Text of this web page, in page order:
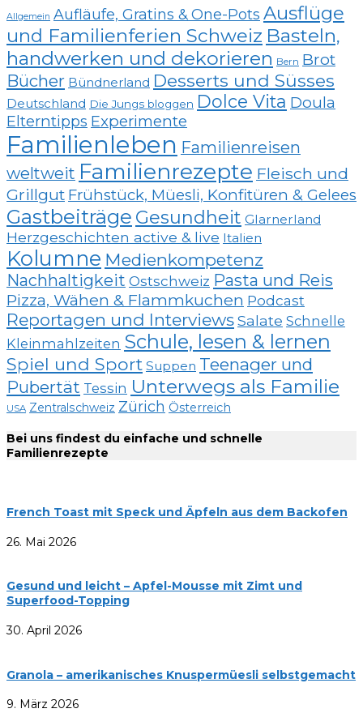
Allgemein Aufläufe, Gratins & One-Pots Ausflüge
und Familienferien Schweiz Basteln,
handwerken und dekorieren Bern Brot
Bücher Bündnerland Desserts und Süsses
Deutschland Die Jungs bloggen Dolce Vita Doula
Elterntipps Experimente
Familienleben Familienreisen
weltweit Familienrezepte Fleisch und
Grillgut Frühstück, Müesli, Konfitüren & Gelees
Gastbeiträge Gesundheit Glarnerland
Herzgeschichten active & live Italien
Kolumne Medienkompetenz
Nachhaltigkeit Ostschweiz Pasta und Reis
Pizza, Wähen & Flammkuchen Podcast
Reportagen und InterviewsSalate Schnelle
Kleinmahlzeiten Schule, lesen & lernen
Spiel und Sport Suppen Teenager und
Pubertät Tessin Unterwegs als Familie
USA Zentralschweiz Zürich Österreich
Bei uns findest du einfache und schnelle
Familienrezepte
French Toast mit Speck und Äpfeln aus dem Backofen
26. Mai 2026
Gesund und leicht – Apfel-Mousse mit Zimt und
Superfood-Topping
30. April 2026
Granola – amerikanisches Knuspermüesli selbstgemacht
9. März 2026